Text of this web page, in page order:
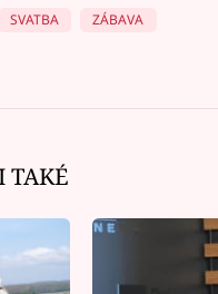
SVATBA
ZÁBAVA
TAKÉ